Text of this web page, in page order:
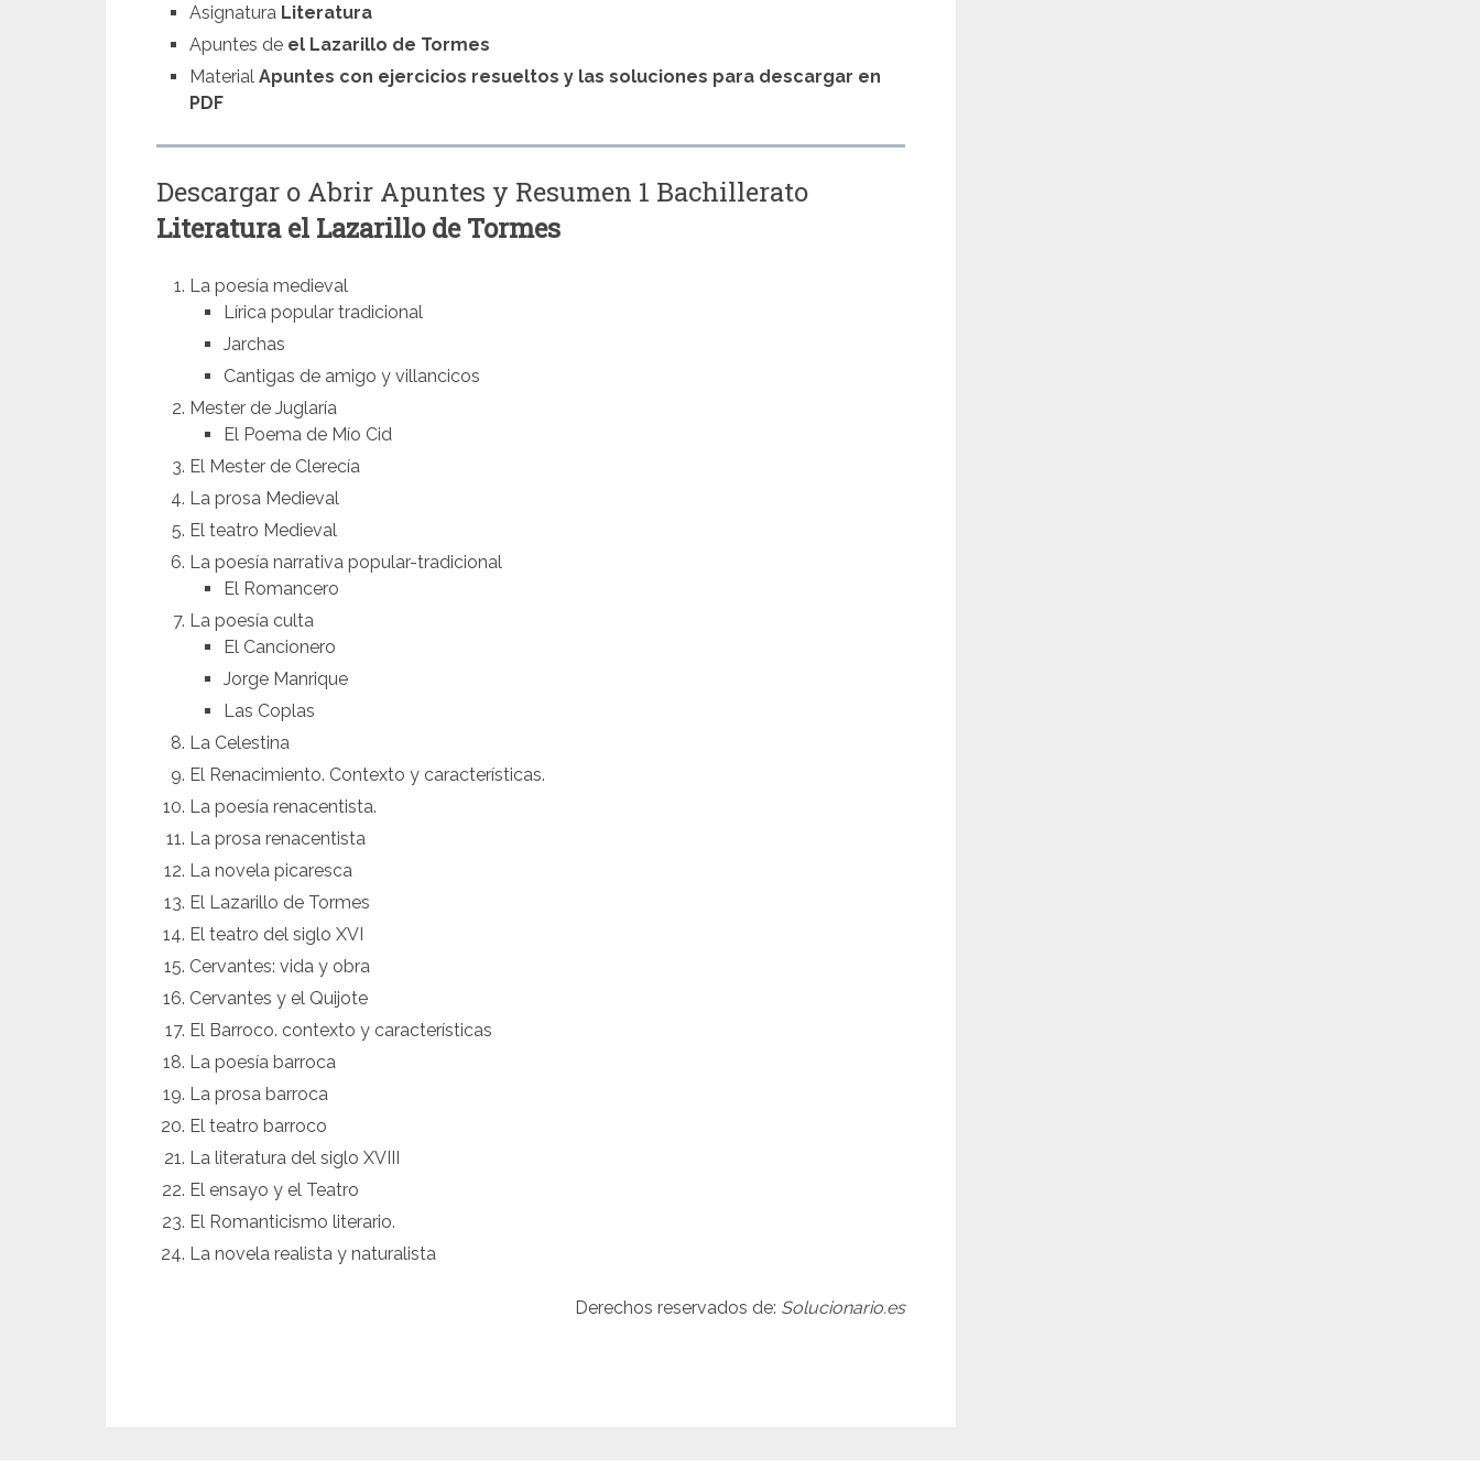
Asignatura Literatura
Apuntes de el Lazarillo de Tormes
MaterialApuntes con ejercicios resueltos y las soluciones para descargar en
PDF
Descargar o Abrir Apuntes y Resumen 1 Bachillerato
Literatura el Lazarillo de Tormes
La poesía medieval
Lírica popular tradicional
Jarchas
Cantigas de amigo y villancicos
Mester de Juglaría
El Poema de Mío Cid
El Mester de Clerecía
La prosa Medieval
El teatro Medieval
La poesía narrativa popular-tradicional
El Romancero
La poesía culta
El Cancionero
Jorge Manrique
Las Coplas
La Celestina
El Renacimiento. Contexto y características.
La poesía renacentista.
La prosa renacentista
La novela picaresca
El Lazarillo de Tormes
El teatro del siglo XVI
Cervantes: vida y obra
Cervantes y el Quijote
El Barroco. contexto y características
La poesía barroca
La prosa barroca
El teatro barroco
La literatura del siglo XVIII
El ensayo y el Teatro
El Romanticismo literario.
La novela realista y naturalista
Derechos reservados de: Solucionario.es